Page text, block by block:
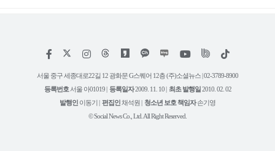
페
스
북
인
타
그
램
위
트
리
유
튜
틱
서울 중구 세종대로22길 12 광화문 G스퀘어 12층 (주)소셜뉴스 | 02-3789-8900
등록번호 서울 아01019 | 등록일자2009. 11. 10 | 최초 발행일2010. 02. 02
발행인 이동기 | 편집인채석원 | 청소년 보호 책임자손기영
© Social News Co., Ltd. All Right Reserved.